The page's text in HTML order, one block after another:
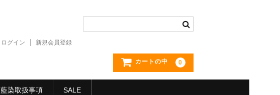
ログイン 新規会員登録
カートの中 0
藍染取扱事項 SALE